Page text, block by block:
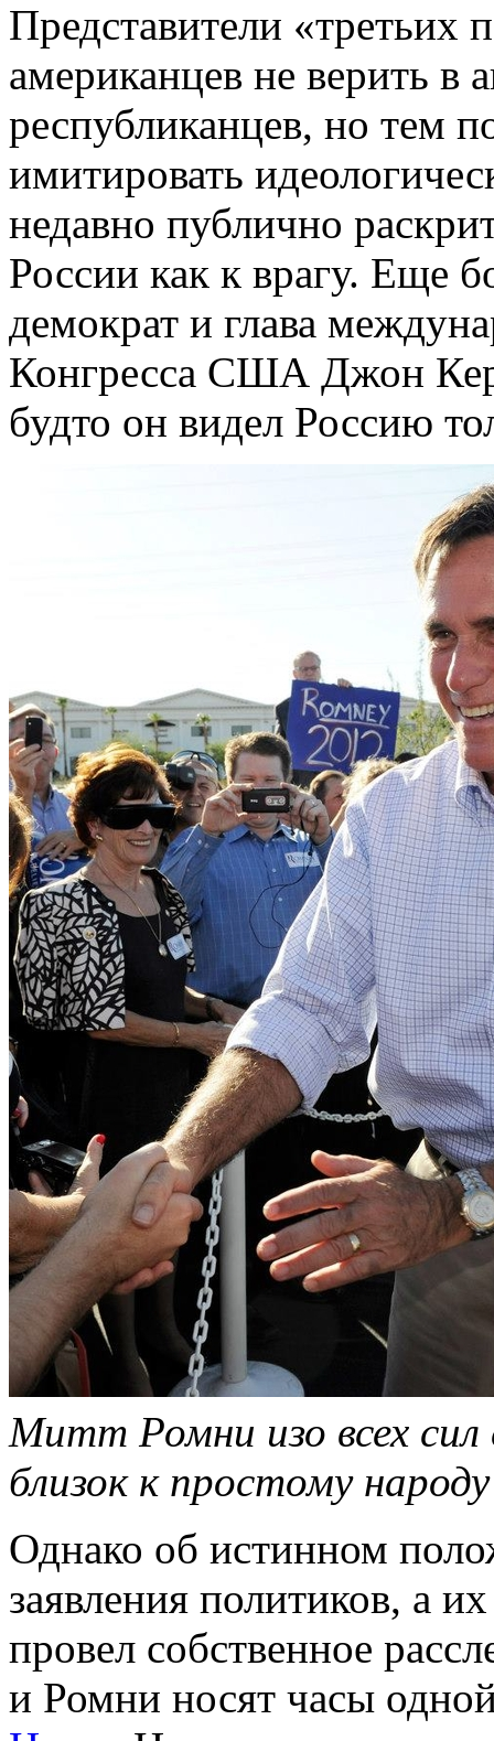
Представители «третьих
американцев не верить в
республиканцев, но тем
имитировать
недавно публично
России как к врагу. Еще
демократ и глава
Конгресса США Джон
будто он видел Россию
Митт Ромни изо всех
близок к простому народу
Однако об истинном
заявления политиков, а
провел собственное
и Ромни носят часы